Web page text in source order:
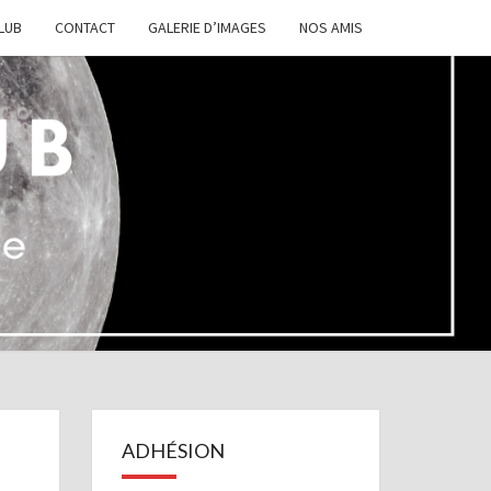
CONTACT GALERIE D’IMAGES NOS AMIS
ADHÉSION